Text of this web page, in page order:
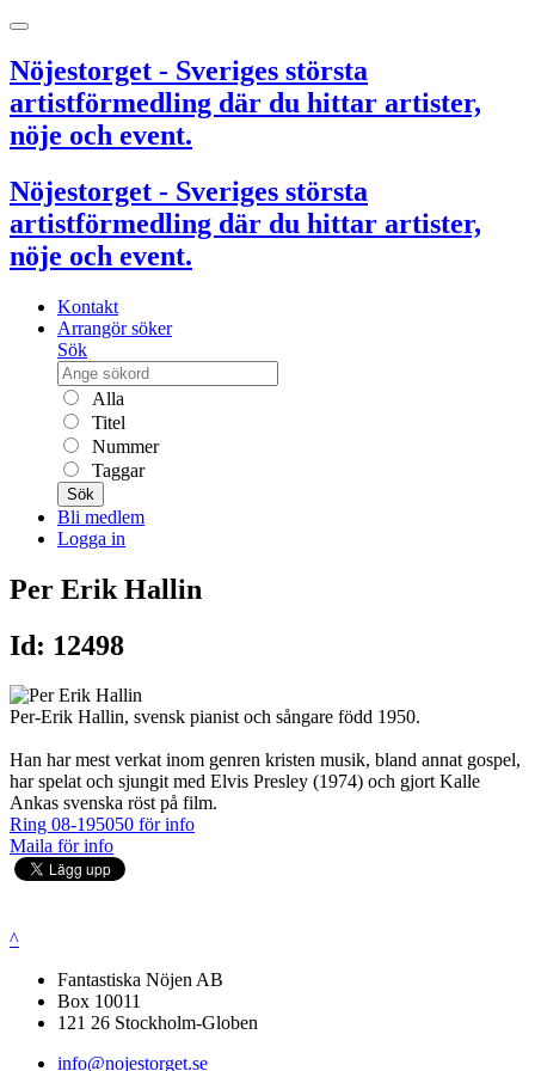
Nöjestorget - Sveriges största
artistförmedling där du hittar artister,
nöje och event.
Nöjestorget - Sveriges största
artistförmedling där du hittar artister,
nöje och event.
Kontakt
Arrangör söker
Sök
Alla
Titel
Nummer
Taggar
Sök
Bli medlem
Logga in
Per Erik Hallin
Id: 12498
Per-Erik Hallin, svensk pianist och sångare född 1950.
Han har mest verkat inom genren kristen musik, bland annat gospel,
har spelat och sjungit med Elvis Presley (1974) och gjort Kalle
Ankas svenska röst på film.
Ring 08-195050 för info
Maila för info
^
Fantastiska Nöjen AB
Box 10011
121 26 Stockholm-Globen
info@nojestorget.se